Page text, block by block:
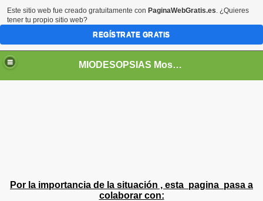
MIODESOPSIAS Moscas Volantes
Por la importancia de la situación , esta pagina pasa a
colaborar con:
Este sitio web fue creado gratuitamente con PaginaWebGratis.es. ¿Quieres
tener tu propio sitio web?
REGÍSTRATE GRATIS